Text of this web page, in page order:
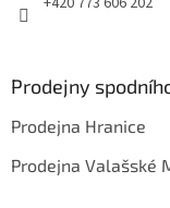
Prodejny
Prodejna Hranice
Prodejna Valašské